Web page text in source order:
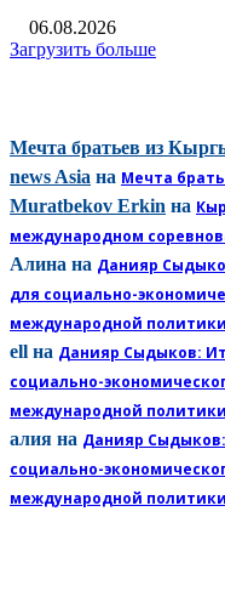
06.08.2026
Загрузить больше
Мечта братьев из
news Asia на Мечта
Muratbekov Erkin на
международном
Алина на Данияр
для социально-
международной политики
ell на Данияр Сыдыков:
социально-
международной политики
алия на Данияр
социально-
международной политики